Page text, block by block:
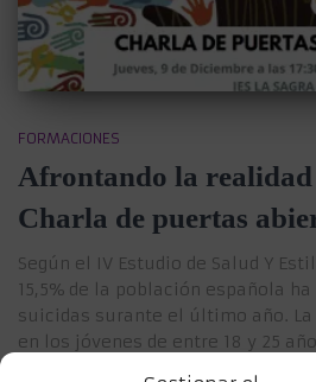
FORMACIONES
Afrontando la
Charla de puertas
Según el IV Estudio de Salud Y
15,5% de la población española
suicidas surante el último año.
en los jóvenes de entre 18 y 25